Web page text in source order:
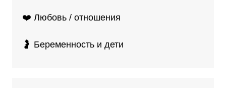
❤️ Любовь / отношения
🤰 Беременность и дети